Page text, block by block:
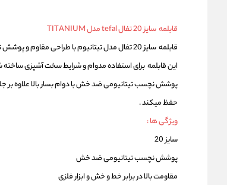
قابلمه سایز 20 تفال tefal مدل TITANIUM
قابلمه سایز 20 تفال مدل تیتانیوم با طراحی مقاوم و پوشش نچسب ضد خش انتخابی ایده آل برای آشپزی روز مره و پخت آسان غذا هاست .
این قابلمه برای استفاده مدوام و شرایط سخت آشپزی ساخته
پوشش نچسب تیتانیومی ضد خش با دوام بسار بالا علاوه بر
حفظ میکند .
ویژگی ها :
سایز 20
پوشش نچسب تیتانیومی ضد خش
مقاومت بالا در برابر خط و خش و ابزار فلزی